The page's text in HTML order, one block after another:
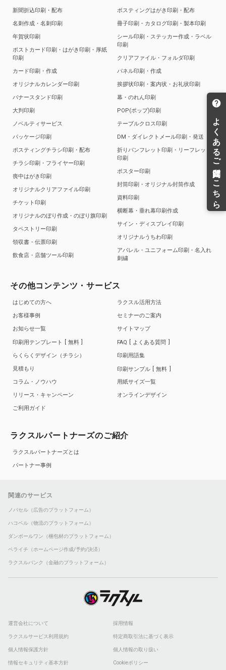
新聞折込印刷・配布
名刺作成・名刺印刷
年賀状印刷
ポストカード印刷・はがき印刷・厚紙
印刷
カード印刷・作成
オリジナルカレンダー印刷
バナースタンド印刷
大判印刷
ノベルティサービス
パッケージ印刷
ポスティングチラシ印刷・配布
チラシ印刷・フライヤー印刷
喪中はがき印刷
オリジナルクリアファイル印刷
チケット印刷
オリジナルのぼり作成・のぼり旗印刷
タペストリー印刷
領収書・伝票印刷
飲食店・店舗ツール印刷
ポスティングはがき印刷・配布
冊子印刷・カタログ印刷・製本印刷
シール印刷・ステッカー作成・ラベル
印刷
クリアファイル・フォルダ印刷
パネル印刷・作成
挨拶状印刷・案内状・お礼状印刷
幕・のれん印刷
POP(ポップ)印刷
テーブルクロス印刷
DM・ダイレクトメール印刷・発送
折りパンフレット印刷・リーフレット
印刷
ポスター印刷
封筒印刷・オリジナル封筒作成
資料印刷
横断幕・垂れ幕印刷作成
サイン・ディスプレイ印刷
オリジナルうちわ印刷
アパレル・ユニフォーム印刷・名入れ
刺繍
その他コンテンツ・サービス
はじめての方へ
お客様事例
お知らせ一覧
印刷用テンプレート
無料
らくらくデザイン（チラシ）
見積もり
コラム・ノウハウ
リリース・キャンペーン
ご利用ガイド
ラクスル活用方法
セミナーのご案内
サイトマップ
FAQ
よくある質問
印刷用語集
印刷サンプル
無料
用紙サイズ一覧
オンラインデザイン
ラクスルパートナーズのご紹介
ラクスルパートナーズとは
パートナー事例
関連のサービス
ノバセル（広告のプラットフォーム）
ハコベル（物流のプラットフォーム）
ダンボールワン（梱包材のプラットフォーム）
ペライチ（ホームページ作成/予約/決済）
ラクスルバンク（金融のプラットフォーム）
運営会社について 採用情報
ラクスルサービス利用規約 特定商取引法に基づく表示
個人情報保護方針 個人情報の取り扱い
情報セキュリティ基本方針 Cookieポリシー